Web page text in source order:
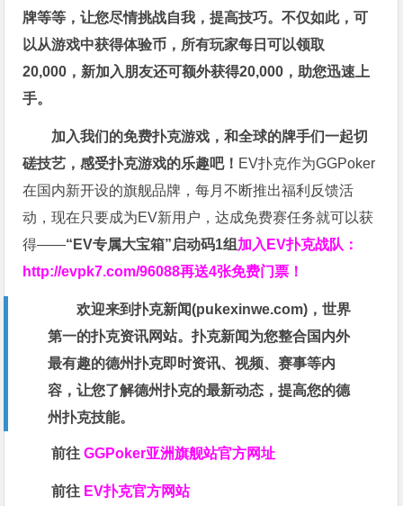
牌等等，让您尽情挑战自我，提高技巧。不仅如此，可
以从游戏中获得体验币，所有玩家每日可以领取
20,000，新加入朋友还可额外获得20,000，助您迅速上
手。
加入我们的免费扑克游戏，和全球的牌手们一起切
磋技艺，感受扑克游戏的乐趣吧！ EV扑克作为GGPoker
在国内新开设的旗舰品牌，每月不断推出福利反馈活
动，现在只要成为EV新用户，达成免费赛任务就可以获
得——“EV专属大宝箱”启动码1组 加入EV扑克战队：
http://evpk7.com/96088再送4张免费门票！
欢迎来到扑克新闻(pukexinwe.com)，世界
第一的扑克资讯网站。扑克新闻为您整合国内外
最有趣的德州扑克即时资讯、视频、赛事等内
容，让您了解德州扑克的最新动态，提高您的德
州扑克技能。
前往GGPoker亚洲旗舰站官方网址
前往 EV扑克官方网站